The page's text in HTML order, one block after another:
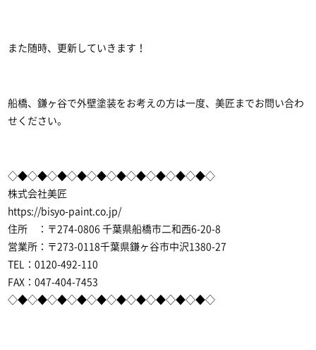
また随時、更新していきます！
船橋、鎌ヶ谷で外壁塗装をお考えの方は一度、美匠までお問い合わ
せください。
◇◆◇◆◇◆◇◆◇◆◇◆◇◆◇◆◇◆◇◆◇
株式会社美匠
https://bisyo-paint.co.jp/
住所 ：〒274-0806 千葉県船橋市二和西6-20-8
営業所：〒273-0118千葉県鎌ヶ谷市中沢1380-27
TEL：0120-492-110
FAX：047-404-7453
◇◆◇◆◇◆◇◆◇◆◇◆◇◆◇◆◇◆◇◆◇